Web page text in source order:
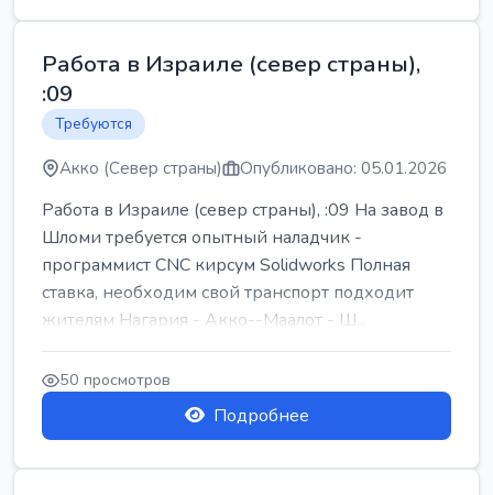
Работа в Израиле (север страны),
:09
Требуются
Акко (Север страны) Опубликовано: 05.01.2026
Работа в Израиле (север страны), :09 На завод в
Шломи требуется опытный наладчик -
программист CNC кирсум Solidworks Полная
ставка, необходим свой транспорт подходит
жителям Нагария - Акко--Маалот - Ш...
50 просмотров
Подробнее